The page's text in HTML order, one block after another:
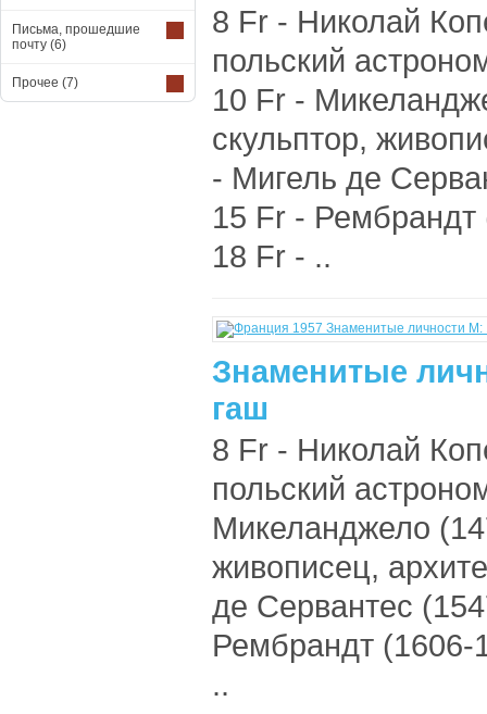
Письма, прошедшие
почту (6)
Прочее (7)
8 Fr - Николай
польский
10 Fr -
скульптор,
- Мигель де
15 Fr - Рембрандт
18 Fr - ..
Знаменитые
гаш
8 Fr - Николай
польский
Микеланджело
живописец,
де Сервантес
Рембрандт (1606-
..